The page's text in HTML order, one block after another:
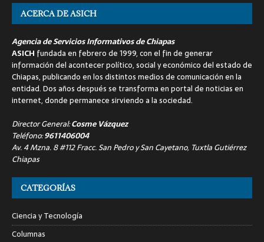
ACERCA DE ASICH
Agencia de Servicios Informativos de Chiapas
ASICH fundada en febrero de 1999, con el fin de generar
información del acontecer político, social y económico del estado de
Chiapas, publicando en los distintos medios de comunicación en la
entidad. Dos años después se transforma en portal de noticias en
internet, donde permanece sirviendo a la sociedad.
Director General:Cosme Vázquez
Teléfono:9611406004
Av. 4 Mzna. 8 #112 Fracc. San Pedro y San Cayetano, Tuxtla Gutiérrez
Chiapas
CATEGORÍAS
Ciencia y Tecnología
Columnas